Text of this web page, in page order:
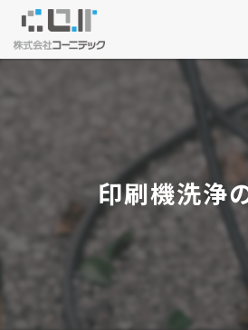
印刷機洗浄